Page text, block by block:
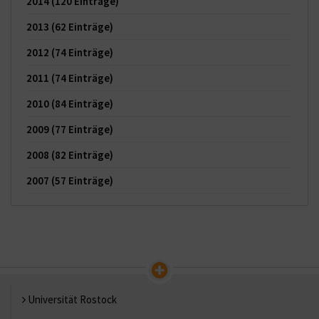
2013 (62 Einträge)
2012 (74 Einträge)
2011 (74 Einträge)
2010 (84 Einträge)
2009 (77 Einträge)
2008 (82 Einträge)
2007 (57 Einträge)
Universität Rostock